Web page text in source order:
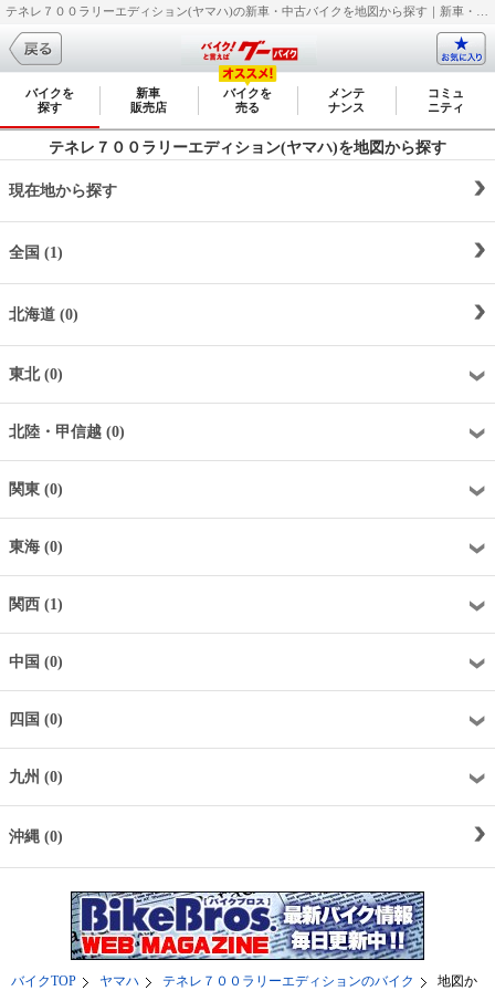
バイクを
探す
新車
販売店
バイクを
売る
メンテ
ナンス
コミュ
ニティ
テネレ７００ラリーエディション(ヤマハ)を地図から探す
現在地から探す
全国 (1)
北海道 (0)
東北 (0)
北陸・甲信越 (0)
関東 (0)
東海 (0)
関西 (1)
中国 (0)
四国 (0)
九州 (0)
沖縄 (0)
バイクTOP ヤマハ テネレ７００ラリーエディションのバイク 地図か